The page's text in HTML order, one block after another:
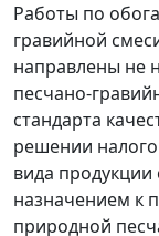
Работы по
гравийной
направлены не
песчано-
стандарта
решении
вида продукции
назначением к
природной